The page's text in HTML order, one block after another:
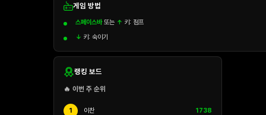
게임 방법
스페이스바또는 ↑ 키: 점프
↓ 키: 숙이기
랭킹 보드
🔥 이번 주 순위
1 이찬 1738